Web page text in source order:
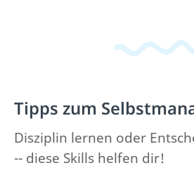
Tipps zum
Disziplin lernen oder
-- diese Skills helfen dir!